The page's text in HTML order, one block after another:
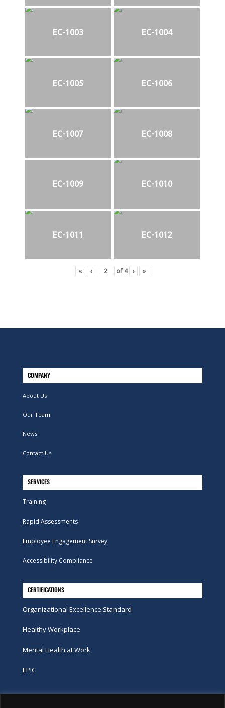
EC-1003 EC-1004
EC-1005 EC-1006
EC-1007 EC-1008
EC-1009 EC-1010
EC-1011 EC-1012
« ‹ of 4 › »
COMPANY
About Us
Our Team
News
Contact Us
SERVICES
Training
Rapid Assessments
Employee Engagement Survey
Accessibility Compliance
CERTIFICATIONS
Organizational Excellence Standard
Healthy Workplace
Mental Health at Work
EPIC